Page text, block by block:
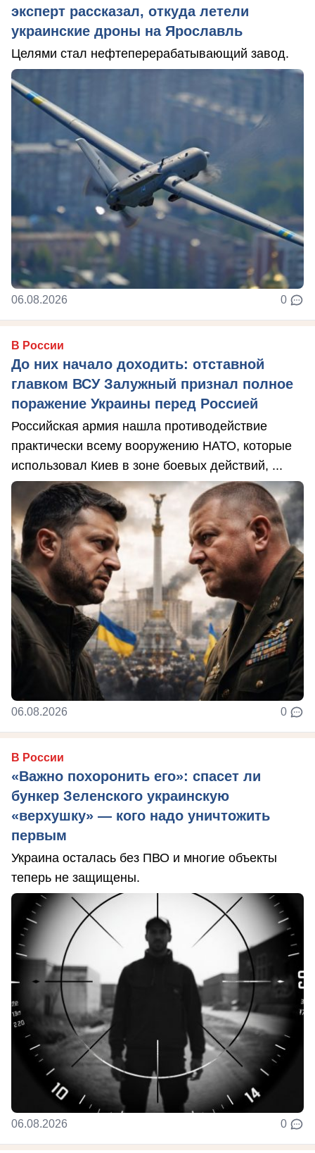
эксперт рассказал, откуда летели
украинские дроны на Ярославль
Целями стал нефтеперерабатывающий завод.
06.08.2026 0
В России
До них начало доходить: отставной
главком ВСУ Залужный признал полное
поражение Украины перед Россией
Российская армия нашла противодействие
практически всему вооружению НАТО, которые
использовал Киев в зоне боевых действий, ...
06.08.2026 0
В России
«Важно похоронить его»: спасет ли
бункер Зеленского украинскую
«верхушку» — кого надо уничтожить
первым
Украина осталась без ПВО и многие объекты
теперь не защищены.
06.08.2026 0